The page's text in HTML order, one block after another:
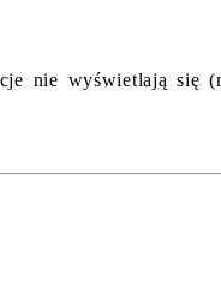
nie wyświetlają się